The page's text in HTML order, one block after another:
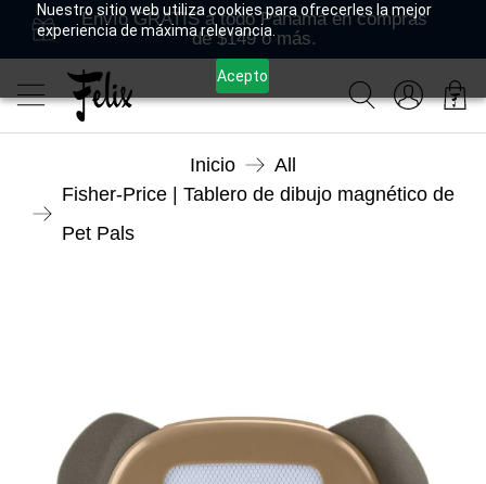
Nuestro sitio web utiliza cookies para ofrecerles la mejor
experiencia de máxima relevancia.
Acepto
Envío GRATIS a todo Panamá en compras
de $149 o más.
Inicio
All
Fisher-Price | Tablero de dibujo magnético de
Pet Pals